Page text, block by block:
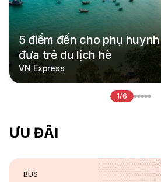
5 điểm đến cho phụ huynh
đưa trẻ du lịch hè
VN Express
1/6
ƯU ĐÃI
BUS